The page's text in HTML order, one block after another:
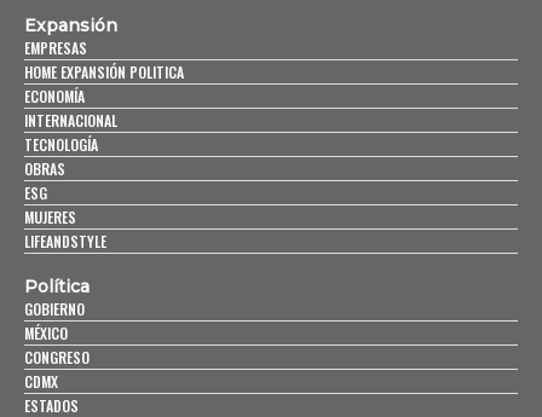
Expansión
EMPRESAS
HOME EXPANSIÓN POLITICA
ECONOMÍA
INTERNACIONAL
TECNOLOGÍA
OBRAS
ESG
MUJERES
LIFEANDSTYLE
Política
GOBIERNO
MÉXICO
CONGRESO
CDMX
ESTADOS